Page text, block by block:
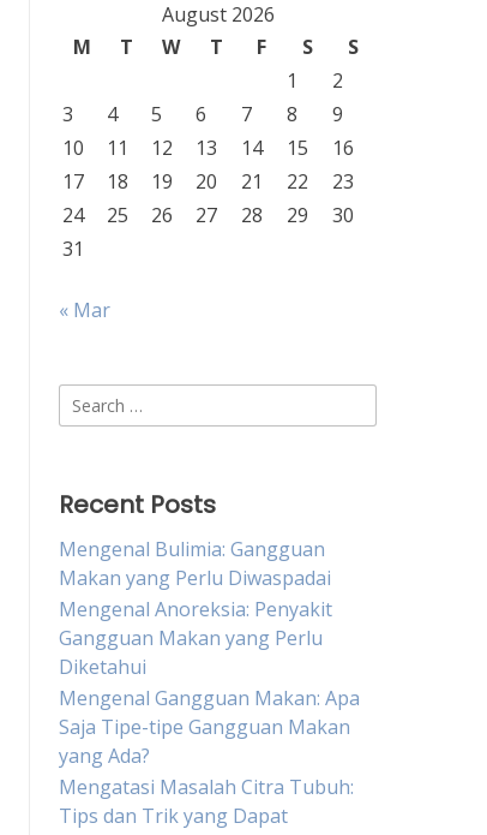
August 2026
M
T W T F S
S
1
2
3
4 5 6 7 8
9
10
11 12 13 14 15
16
17
18 19 20 21 22
23
24
25 26 27 28 29
30
31
« Mar
Search
for:
Recent Posts
Mengenal Bulimia: Gangguan
Makan yang Perlu Diwaspadai
Mengenal Anoreksia: Penyakit
Gangguan Makan yang Perlu
Diketahui
Mengenal Gangguan Makan: Apa
Saja Tipe-tipe Gangguan Makan
yang Ada?
Mengatasi Masalah Citra Tubuh:
Tips dan Trik yang Dapat